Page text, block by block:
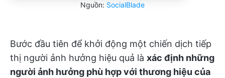
Nguồn: SocialBlade
Bước đầu tiên để khởi động một chiến dịch tiếp
thị người ảnh hưởng hiệu quả là xác định những
người ảnh hưởng phù hợp với thương hiệu của